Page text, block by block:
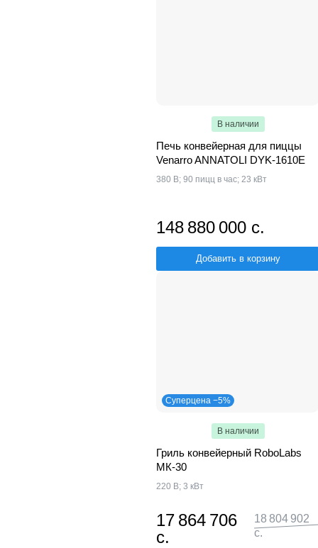
В наличии
Печь конвейерная для пиццы
Venarro ANNATOLI DYK-1610E
380 В; 90 пицц в час; 23 кВт
148 880 000 с.
Добавить в корзину
Суперцена −5%
В наличии
Гриль конвейерный RoboLabs
МК-30
220 В; 3 кВт
17 864 706
с.
18 804 902
с.